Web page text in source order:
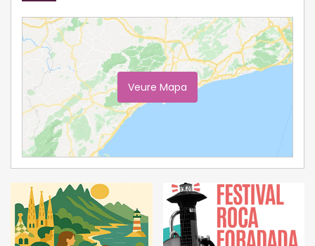
Veure Mapa